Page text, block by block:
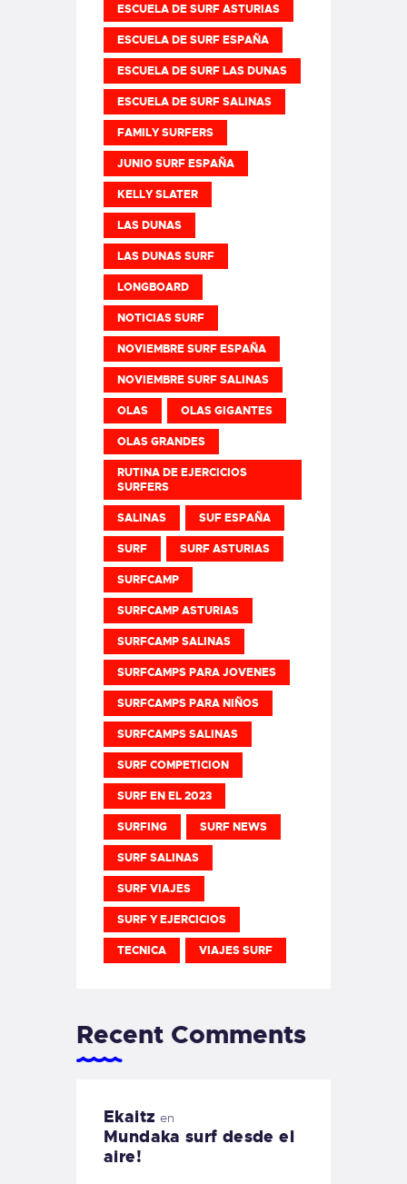
ESCUELA DE SURF ASTURIAS
ESCUELA DE SURF ESPAÑA
ESCUELA DE SURF LAS DUNAS
ESCUELA DE SURF SALINAS
FAMILY SURFERS
JUNIO SURF ESPAÑA
KELLY SLATER
LAS DUNAS
LAS DUNAS SURF
LONGBOARD
NOTICIAS SURF
NOVIEMBRE SURF ESPAÑA
NOVIEMBRE SURF SALINAS
OLAS OLAS GIGANTES
OLAS GRANDES
RUTINA DE EJERCICIOS
SURFERS
SALINAS SUF ESPAÑA
SURF SURF ASTURIAS
SURFCAMP
SURFCAMP ASTURIAS
SURFCAMP SALINAS
SURFCAMPS PARA JOVENES
SURFCAMPS PARA NIÑOS
SURFCAMPS SALINAS
SURF COMPETICION
SURF EN EL 2023
SURFING SURF NEWS
SURF SALINAS
SURF VIAJES
SURF Y EJERCICIOS
TECNICA VIAJES SURF
Recent Comments
Ekaitz en
Mundaka surf desde el
aire!